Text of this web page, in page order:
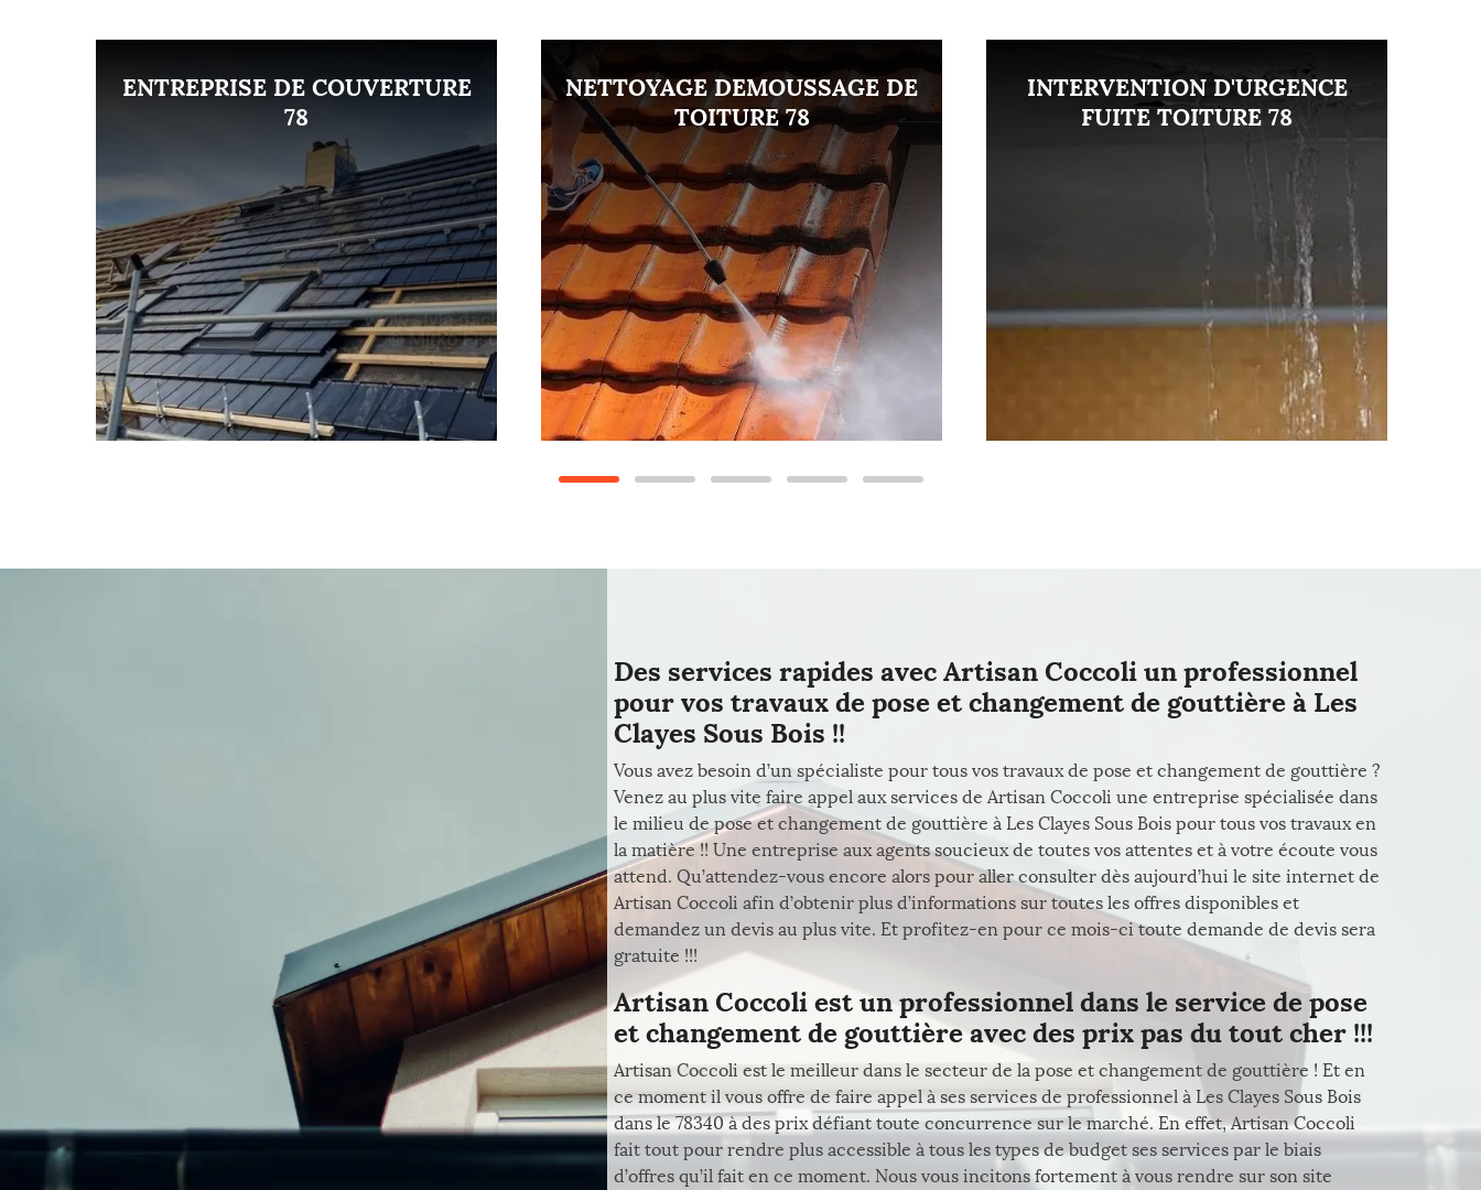
ENTREPRISE DE COUVERTURE
78
NETTOYAGE DEMOUSSAGE DE
TOITURE 78
INTERVENTION D'URGENCE
FUITE TOITURE 78
Des services rapides avec Artisan Coccoli un professionnel
pour vos travaux de pose et changement de gouttière à Les
Clayes Sous Bois !!
Vous avez besoin d’un spécialiste pour tous vos travaux de pose et changement de gouttière ?
Venez au plus vite faire appel aux services de Artisan Coccoli une entreprise spécialisée dans
le milieu de pose et changement de gouttière à Les Clayes Sous Bois pour tous vos travaux en
la matière !! Une entreprise aux agents soucieux de toutes vos attentes et à votre écoute vous
attend. Qu’attendez-vous encore alors pour aller consulter dès aujourd’hui le site internet de
Artisan Coccoli afin d’obtenir plus d’informations sur toutes les offres disponibles et
demandez un devis au plus vite. Et profitez-en pour ce mois-ci toute demande de devis sera
gratuite !!!
Artisan Coccoli est un professionnel dans le service de pose
et changement de gouttière avec des prix pas du tout cher !!!
Artisan Coccoli est le meilleur dans le secteur de la pose et changement de gouttière ! Et en
ce moment il vous offre de faire appel à ses services de professionnel à Les Clayes Sous Bois
dans le 78340 à des prix défiant toute concurrence sur le marché. En effet, Artisan Coccoli
fait tout pour rendre plus accessible à tous les types de budget ses services par le biais
d’offres qu’il fait en ce moment. Nous vous incitons fortement à vous rendre sur son site